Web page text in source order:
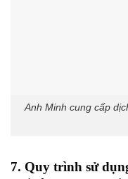
Anh Minh cung cấp
7. Quy trình sử